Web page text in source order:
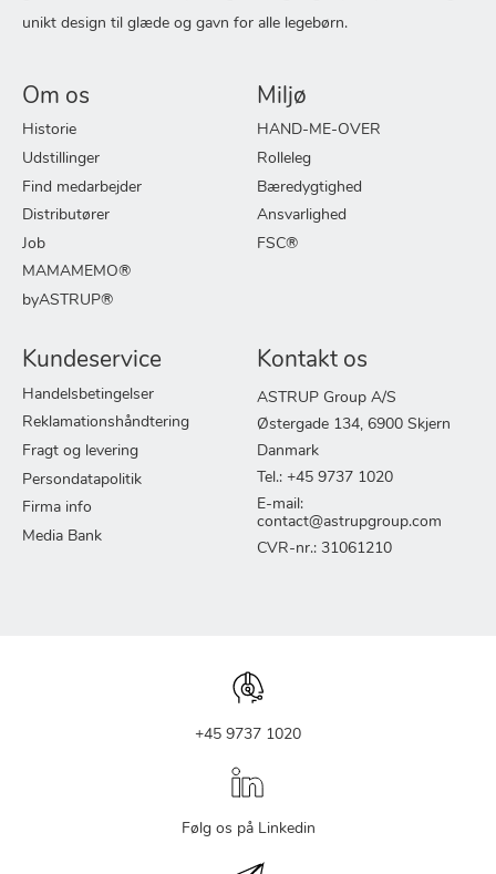
unikt design til glæde og gavn for alle legebørn.
Om os
Historie
Udstillinger
Find medarbejder
Distributører
Job
MAMAMEMO®
byASTRUP®
Miljø
HAND-ME-OVER
Rolleleg
Bæredygtighed
Ansvarlighed
FSC®
Kundeservice
Handelsbetingelser
Reklamationshåndtering
Fragt og levering
Persondatapolitik
Firma info
Media Bank
Kontakt os
ASTRUP Group A/S
Østergade 134, 6900 Skjern
Danmark
Tel.: +45 9737 1020
E-mail:
contact@astrupgroup.com
CVR-nr.: 31061210
+45 9737 1020
Følg os på Linkedin